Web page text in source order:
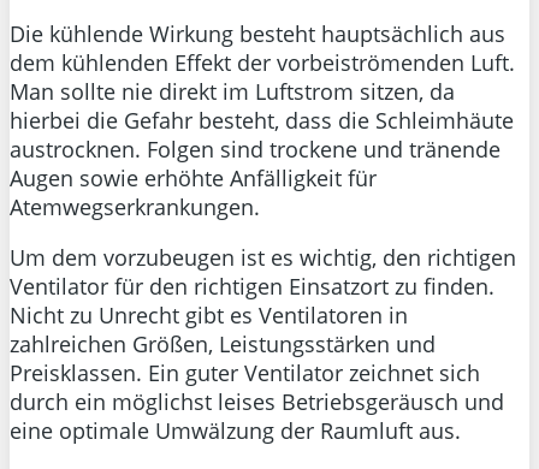
Die kühlende Wirkung besteht hauptsächlich aus
dem kühlenden Effekt der vorbeiströmenden Luft.
Man sollte nie direkt im Luftstrom sitzen, da
hierbei die Gefahr besteht, dass die Schleimhäute
austrocknen. Folgen sind trockene und tränende
Augen sowie erhöhte Anfälligkeit für
Atemwegserkrankungen.
Um dem vorzubeugen ist es wichtig, den richtigen
Ventilator für den richtigen Einsatzort zu finden.
Nicht zu Unrecht gibt es Ventilatoren in
zahlreichen Größen, Leistungsstärken und
Preisklassen. Ein guter Ventilator zeichnet sich
durch ein möglichst leises Betriebsgeräusch und
eine optimale Umwälzung der Raumluft aus.